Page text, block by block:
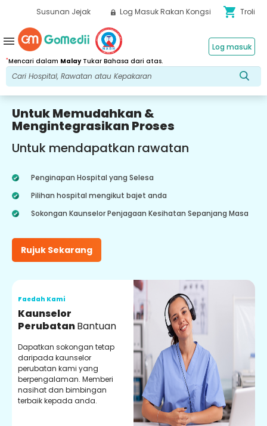
Susunan Jejak Log Masuk Rakan Kongsi shopping_cart Troli
*Mencari dalam MalayTukar Bahasa dari atas.
Log masuk
menu
Untuk Memudahkan &
Mengintegrasikan Proses
Untuk mendapatkan rawatan
Penginapan Hospital yang Selesa
Pilihan hospital mengikut bajet anda
Sokongan Kaunselor Penjagaan Kesihatan Sepanjang Masa
Rujuk Sekarang
Faedah Kami
Kaunselor
PerubatanBantuan
Dapatkan sokongan tetap
daripada kaunselor
perubatan kami yang
berpengalaman. Memberi
nasihat dan bimbingan
terbaik kepada anda.